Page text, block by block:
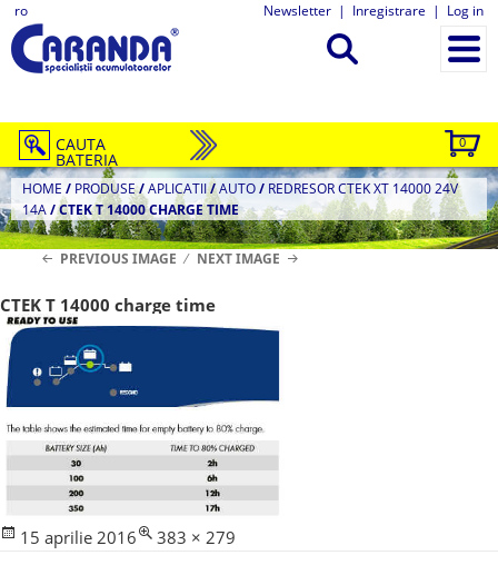
ro Newsletter | Inregistrare | Log in
0
CAUTA
BATERIA
HOME / PRODUSE/APLICATII/AUTO/ REDRESOR CTEK XT 14000 24V
14A/CTEK T 14000 CHARGE TIME
PREVIOUS IMAGE NEXT IMAGE
CTEK T 14000 charge time
Posted
15 aprilie 2016
Full
383 × 279